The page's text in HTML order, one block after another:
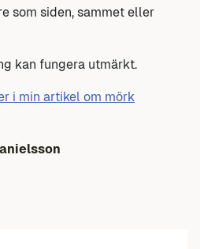
som siden, sammet eller
kan fungera utmärkt.
i min artikel om mörk